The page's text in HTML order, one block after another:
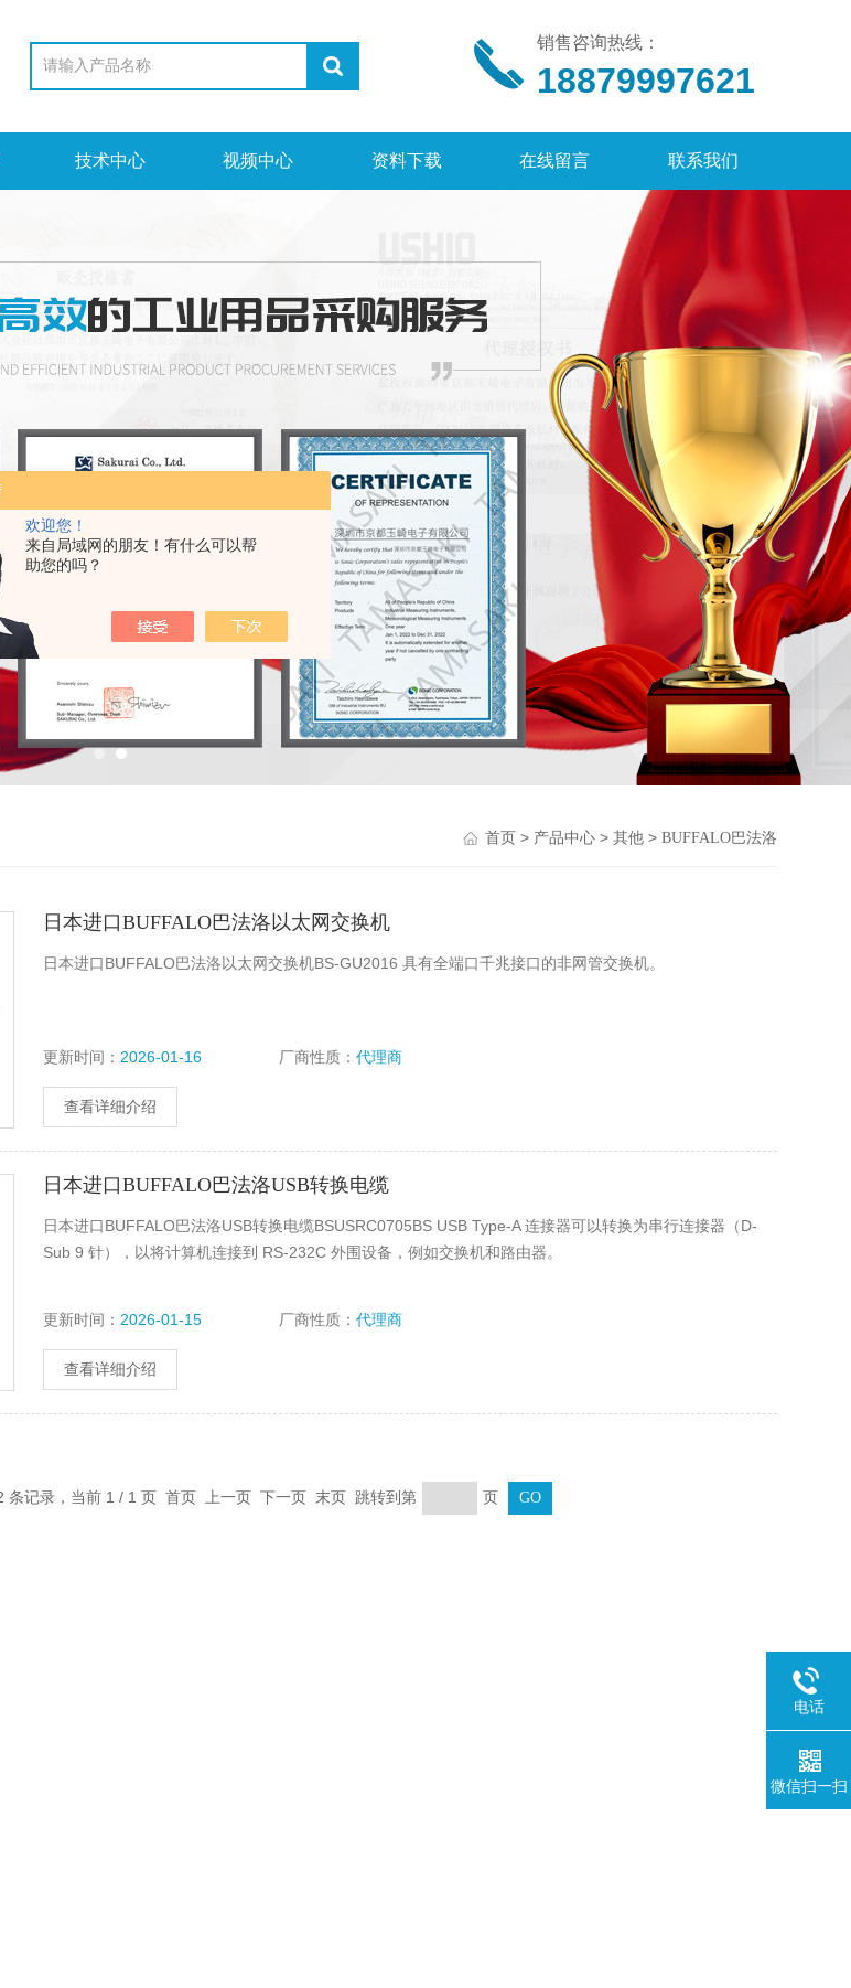
欢迎您！
来自局域网的朋友！有什么可以帮
助您的吗？
销售咨询热线：
18879997621
技术中心 视频中心 资料下载 在线留言 联系我们
首页> 产品中心> 其他> BUFFALO巴法洛
日本进口BUFFALO巴法洛以太网交换机
日本进口BUFFALO巴法洛以太网交换机BS-GU2016 具有全端口千兆接口的非网管交换机。
更新时间： 2026-01-16 厂商性质：代理商
查看详细介绍
日本进口BUFFALO巴法洛USB转换电缆
日本进口BUFFALO巴法洛USB转换电缆BSUSRC0705BS USB Type-A 连接器可以转换为串行连接器（D-
Sub 9 针），以将计算机连接到 RS-232C 外围设备，例如交换机和路由器。
更新时间： 2026-01-15 厂商性质：代理商
查看详细介绍
条记录，当前 1 / 1 页 首页 上一页 下一页 末页 跳转到第 页
电话
微信扫一扫